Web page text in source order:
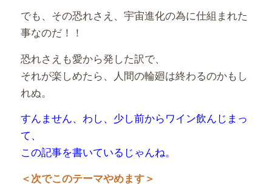
でも、その恐れさえ、宇宙進化の為に仕組まれた
事なのだ！！
恐れさえも愛から発した訳で、
それが楽しめたら、人間の輪廻は終わるのかもし
れぬ。
すんません、わし、少し前からワイン飲んじまっ
て、
この記事を書いているじゃんね。
＜次でこのテーマやめます＞